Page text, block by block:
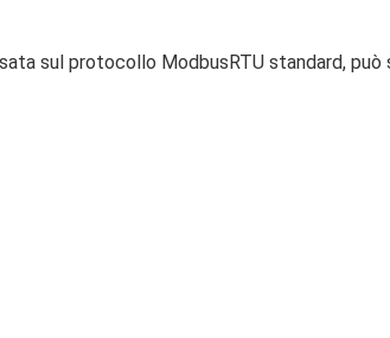
sul protocollo ModbusRTU standard,